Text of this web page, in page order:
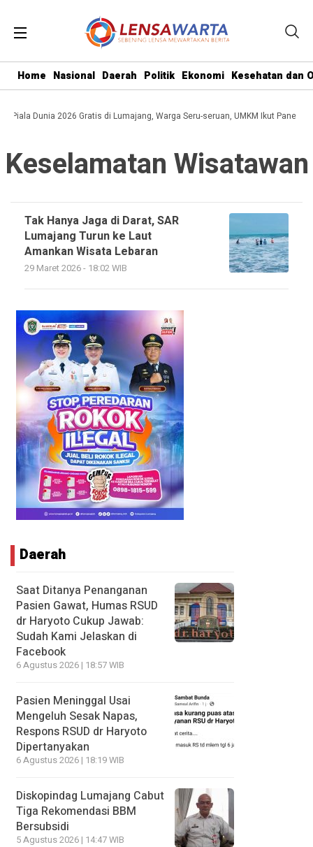
Home Nasional Daerah Politik Ekonomi Kesehatan dan
Piala Dunia 2026 Gratis di Lumajang, Warga Seru-seruan, UMKM Ikut Panen
Keselamatan Wisatawan
Tak Hanya Jaga di Darat, SAR
Lumajang Turun ke Laut
Amankan Wisata Lebaran
29 Maret 2026 - 18:02 WIB
Daerah
Saat Ditanya Penanganan
Pasien Gawat, Humas RSUD
dr Haryoto Cukup Jawab:
Sudah Kami Jelaskan di
Facebook
6 Agustus 2026 | 18:57 WIB
Pasien Meninggal Usai
Mengeluh Sesak Napas,
Respons RSUD dr Haryoto
Dipertanyakan
6 Agustus 2026 | 18:19 WIB
Diskopindag Lumajang Cabut
Tiga Rekomendasi BBM
Bersubsidi
5 Agustus 2026 | 14:47 WIB